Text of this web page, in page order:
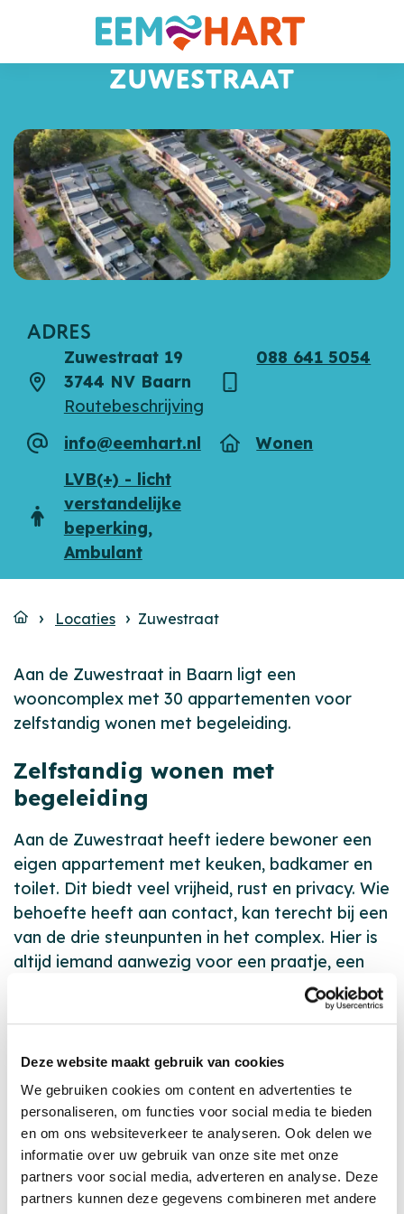
Deze website maakt gebruik van cookies
We gebruiken cookies om content en advertenties te
personaliseren, om functies voor social media te bieden
en om ons websiteverkeer te analyseren. Ook delen we
informatie over uw gebruik van onze site met onze
partners voor social media, adverteren en analyse. Deze
partners kunnen deze gegevens combineren met andere
ZUWESTRAAT
ADRES
Adres
Zuwestraat 19
3744 NV Baarn
Routebeschrijving
Telefoon
088 641 5054
E-
mailadres
info@eemhart.nl
Type
Wonen
Doelgroep
LVB(+) - licht
verstandelijke
beperking,
Ambulant
Locaties Zuwestraat
Aan de Zuwestraat in Baarn ligt een
wooncomplex met 30 appartementen voor
zelfstandig wonen met begeleiding.
Zelfstandig wonen met
begeleiding
Aan de Zuwestraat heeft iedere bewoner een
eigen appartement met keuken, badkamer en
toilet. Dit biedt veel vrijheid, rust en privacy. Wie
behoefte heeft aan contact, kan terecht bij een
van de drie steunpunten in het complex. Hier is
altijd iemand aanwezig voor een praatje, een
kop koffie of om samen te koken en eten.
Alle appartementen hebben een eigen balkon.
waar bewoners in de zomer samen koffie
drinken of barbecueën. Het complex heeft twee
verdiepingen en is voorzien van een lift.
Begeleiding